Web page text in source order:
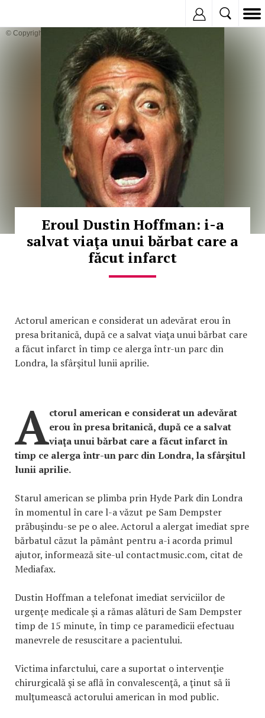
© Copyright:
Eroul Dustin Hoffman: i-a
salvat viaţa unui bărbat care a
făcut infarct
Actorul american e considerat un adevărat erou în
presa britanică, după ce a salvat viaţa unui bărbat care
a făcut infarct în timp ce alerga într-un parc din
Londra, la sfârşitul lunii aprilie.
Actorul american e considerat un adevărat
erou în presa britanică, după ce a salvat
viaţa unui bărbat care a făcut infarct în
timp ce alerga într-un parc din Londra, la sfârşitul
lunii aprilie.
Starul american se plimba prin Hyde Park din Londra
în momentul în care l-a văzut pe Sam Dempster
prăbuşindu-se pe o alee. Actorul a alergat imediat spre
bărbatul căzut la pământ pentru a-i acorda primul
ajutor, informează site-ul contactmusic.com, citat de
Mediafax.
Dustin Hoffman a telefonat imediat serviciilor de
urgenţe medicale şi a rămas alături de Sam Dempster
timp de 15 minute, în timp ce paramedicii efectuau
manevrele de resuscitare a pacientului.
Victima infarctului, care a suportat o intervenţie
chirurgicală şi se află în convalescenţă, a ţinut să îi
mulţumească actorului american în mod public.